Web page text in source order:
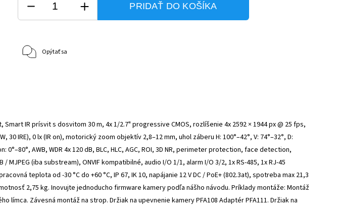
PRIDAŤ DO KOŠÍKA
Opýtať sa
IR prísvit s dosvitom 30 m, 4x 1/2.7" progressive CMOS, rozlíšenie 4x 2592 × 1944 px @ 25 fps,
30 IRE), 0 lx (IR on), motorický zoom objektív 2,8–12 mm, uhol záberu H: 100°–42°, V: 74°–32°, D:
AWB, WDR 4x 120 dB, BLC, HLC, AGC, ROI, 3D NR, perimeter protection, face detection,
MJPEG (iba substream), ONVIF kompatibilné, audio I/O 1/1, alarm I/O 3/2, 1x RS-485, 1x RJ-45
teplota od -30 °C do +60 °C, IP 67, IK 10, napájanie 12 V DC / PoE+ (802.3at), spotreba max 21,3
2,75 kg. Inovujte jednoducho firmware kamery podľa nášho návodu. Príklady montáže: Montáž
límca. Závesná montáž na strop. Držiak na upevnenie kamery PFA108 Adaptér PFA111. Držiak na